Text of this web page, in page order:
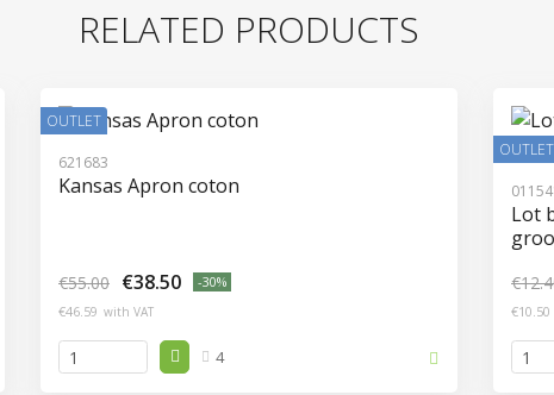
RELATED PRODUCTS
OUTLET
621683
Kansas Apron coton
€55.00 €38.50
-30%
€46.59 with VAT
4
OUTLET
Lot
€10.50